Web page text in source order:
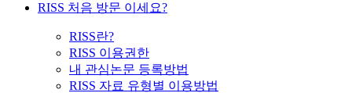
RISS 처음 방문 이세요?
RISS란?
RISS 이용권한
내 관심논문 등록방법
RISS 자료 유형별 이용방법